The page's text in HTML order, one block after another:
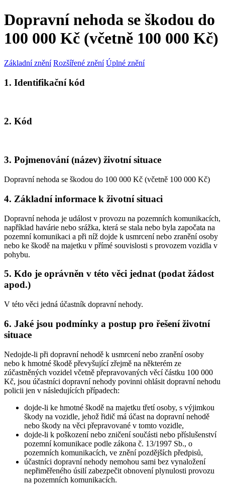
Dopravní nehoda se škodou do
100 000 Kč (včetně 100 000 Kč)
Základní znění Rozšířené znění Úplné znění
1. Identifikační kód
2. Kód
3. Pojmenování (název) životní situace
Dopravní nehoda se škodou do 100 000 Kč (včetně 100 000 Kč)
4. Základní informace k životní situaci
Dopravní nehoda je událost v provozu na pozemních komunikacích,
například havárie nebo srážka, která se stala nebo byla započata na
pozemní komunikaci a při níž dojde k usmrcení nebo zranění osoby
nebo ke škodě na majetku v přímé souvislosti s provozem vozidla v
pohybu.
5. Kdo je oprávněn v této věci jednat (podat žádost
apod.)
V této věci jedná účastník dopravní nehody.
6. Jaké jsou podmínky a postup pro řešení životní
situace
Nedojde-li při dopravní nehodě k usmrcení nebo zranění osoby
nebo k hmotné škodě převyšující zřejmě na některém ze
zúčastněných vozidel včetně přepravovaných věcí částku 100 000
Kč, jsou účastníci dopravní nehody povinni ohlásit dopravní nehodu
policii jen v následujících případech:
dojde-li ke hmotné škodě na majetku třetí osoby, s výjimkou
škody na vozidle, jehož řidič má účast na dopravní nehodě
nebo škody na věci přepravované v tomto vozidle,
dojde-li k poškození nebo zničení součásti nebo příslušenství
pozemní komunikace podle zákona č. 13/1997 Sb., o
pozemních komunikacích, ve znění pozdějších předpisů,
účastníci dopravní nehody nemohou sami bez vynaložení
nepřiměřeného úsilí zabezpečit obnovení plynulosti provozu
na pozemních komunikacích.